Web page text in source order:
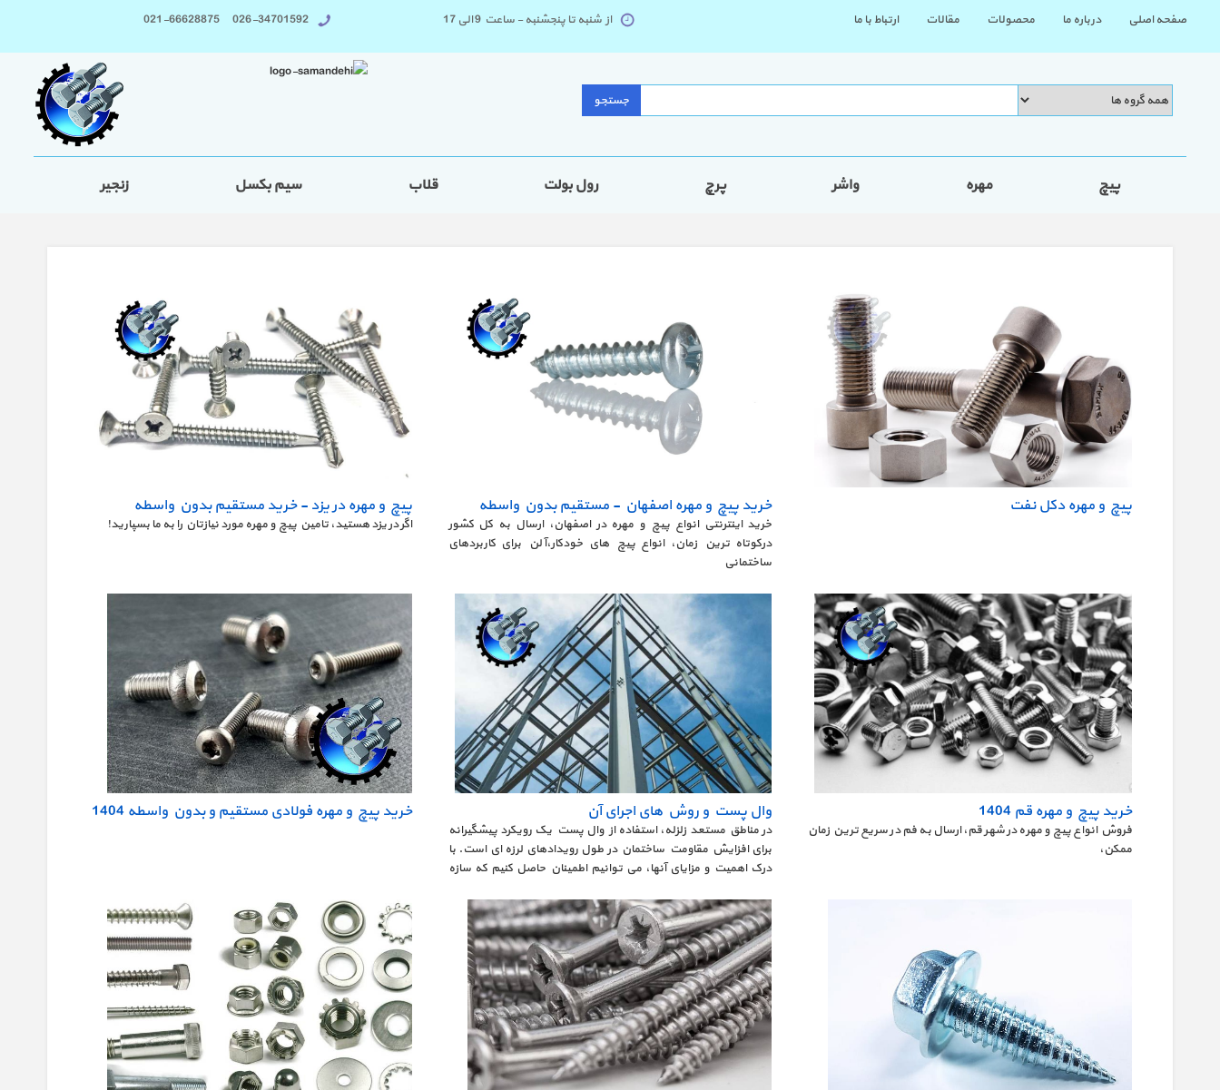
صفحه اصلی درباره ما محصولات مقالات ارتباط با ما 026-34701592 021-66628875 از شنبه تا پنجشنبه - ساعت 9 الی 17
جستجو
پیچ مهره واشر پرچ رول بولت قلاب سیم بکسل زنجیر
پیچ و مهره دکل نفت خرید پیچ و مهره اصفهان - مستقیم بدون واسطه
خرید اینترنتی انواع پیچ و مهره در اصفهان، ارسال به کل کشور
درکوتاه ترین زمان، انواع پیچ های خودکار،آلن برای کاربردهای
ساختمانی
پیچ و مهره در یزد - خرید مستقیم بدون واسطه
اگر در یزد هستید، تامین پیچ و مهره مورد نیازتان را به ما بسپارید!
خرید پیچ و مهره قم 1404
فروش انواع پیچ و مهره در شهر قم، ارسال به فم در سریع ترین زمان
ممکن،
وال پست و روش های اجرای آن
در مناطق مستعد زلزله، استفاده از وال پست یک رویکرد پیشگیرانه
برای افزایش مقاومت ساختمان در طول رویدادهای لرزه ای است. با
درک اهمیت و مزایای آنها، می توانیم اطمینان حاصل کنیم که سازه
خرید پیچ و مهره فولادی مستقیم و بدون واسطه 1404